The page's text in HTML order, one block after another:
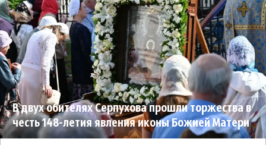
В двух обителях Серпухова прошли торжества в
честь 148-летия явления иконы Божией Матери
«Неупиваемая Чаша»